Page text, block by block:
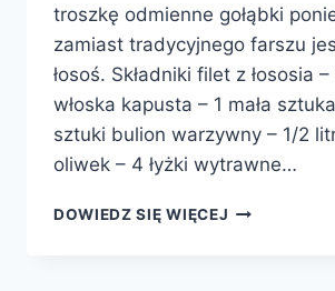
troszkę odmienne gołąbki
zamiast tradycyjnego farszu
łosoś. Składniki filet z łososia
włoska kapusta – 1 mała
sztuki bulion warzywny – 1/2
oliwek – 4 łyżki wytrawne…
DOWIEDZ SIĘ WIĘCEJ GOŁĄBKI